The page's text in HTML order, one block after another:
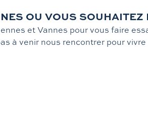
OU VOUS
et Vannes pour vous faire
à venir nous rencontrer pour vivre